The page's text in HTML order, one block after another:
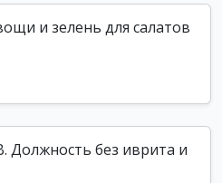
и зелень для салатов
без иврита и